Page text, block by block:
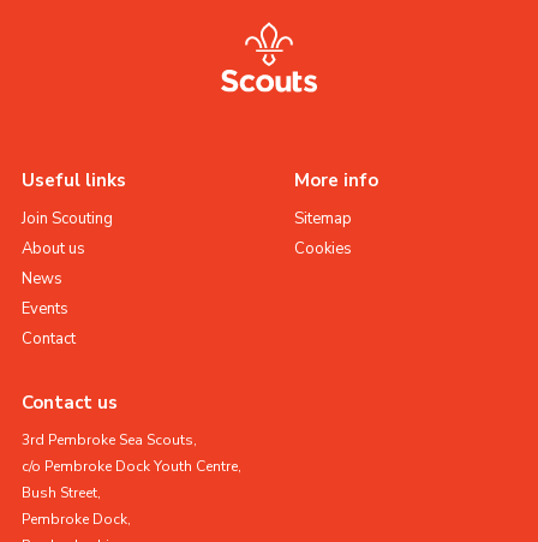
Useful links
Join Scouting
About us
News
Events
Contact
More info
Sitemap
Cookies
Contact us
3rd Pembroke Sea Scouts,
c/o Pembroke Dock Youth Centre,
Bush Street,
Pembroke Dock,